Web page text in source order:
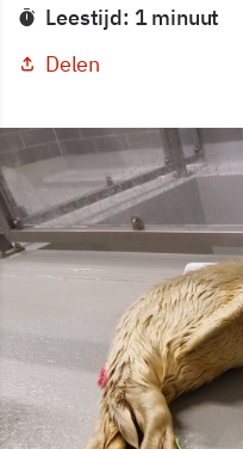
Leestijd: 1 minuut
Delen